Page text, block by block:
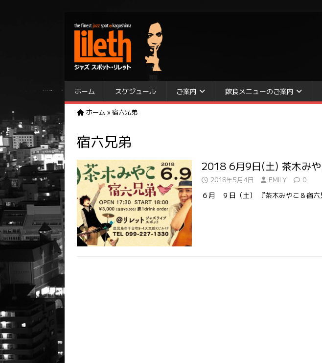
ホーム スケジュール ご案内 飲食メニューのご案内
ホーム » 宿六兄弟
宿六兄弟
2018 6月9日(土) 茶木み
2018年5月4日 EMILY 0
６月 ９日（土） 『茶木みやこ＆宿六